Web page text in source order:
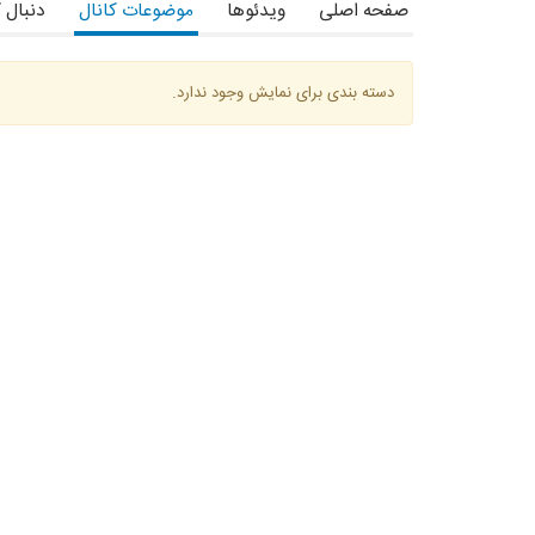
صفحه اصلی ویدئوها موضوعات کانال
دسته بندی برای نمایش وجود ندارد.